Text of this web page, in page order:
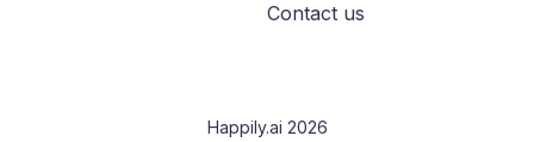
Contact us
Happily.ai 2026